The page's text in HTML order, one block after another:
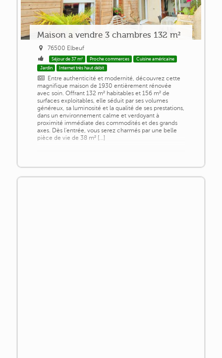
Maison a vendre 3 chambres 132 m²
76500 Elbeuf
Séjour de 37 m² Proche commerces
Cuisine américaine
Jardin
Internet très haut débit
Entre authenticité et modernité, découvrez cette
magnifique maison de 1930 entièrement rénovée
avec soin. Offrant 132 m² habitables et 156 m² de
surfaces exploitables, elle séduit par ses volumes
généreux, sa luminosité et la qualité de ses prestations,
dans un environnement calme et verdoyant à
proximité immédiate des commodités et des grands
axes. Dès l'entrée, vous serez charmés par une belle
pièce de vie de 38 m² [...]